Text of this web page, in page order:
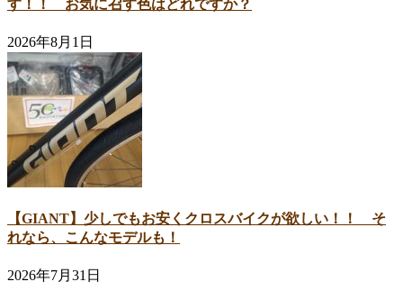
す！！ お気に召す色はどれですか？
2026年8月1日
【GIANT】少しでもお安くクロスバイクが欲しい！！ そ
れなら、こんなモデルも！
2026年7月31日